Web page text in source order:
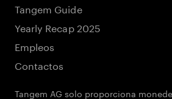
Tangem Guide
Yearly Recap 2025
Empleos
Contactos
Tangem AG solo proporciona